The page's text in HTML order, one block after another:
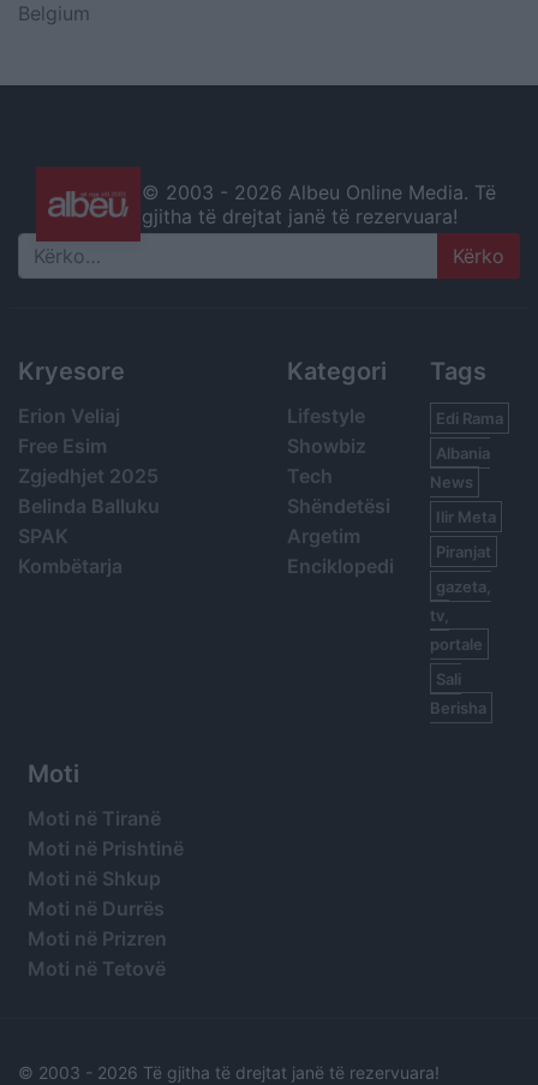
Belgium
© 2003 - 2026 Albeu Online Media. Të
gjitha të drejtat janë të rezervuara!
Search
Kryesore
Erion Veliaj
Free Esim
Zgjedhjet 2025
Belinda Balluku
SPAK
Kombëtarja
Kategori
Lifestyle
Showbiz
Tech
Shëndetësi
Argetim
Enciklopedi
Tags
Edi Rama
Albania
News
Ilir Meta
Piranjat
gazeta,
tv,
portale
Sali
Berisha
Moti
Moti në Tiranë
Moti në Prishtinë
Moti në Shkup
Moti në Durrës
Moti në Prizren
Moti në Tetovë
© 2003 - 2026 Të gjitha të drejtat janë të rezervuara!